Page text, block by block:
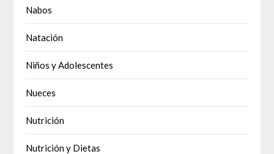
Nabos
Natación
Niños y Adolescentes
Nueces
Nutrición
Nutrición y Dietas